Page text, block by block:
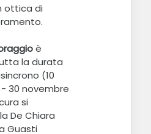
ottica di
è
la durata
(10
30 novembre
si
De Chiara
Guasti